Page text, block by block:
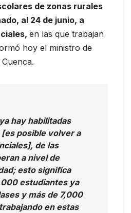
de zonas rurales
al 24 de junio, a
en las que trabajan
hoy el ministro de
hay habilitadas
posible volver a
de las
a nivel de
esto significa
estudiantes ya
y más de 7,000
en estas